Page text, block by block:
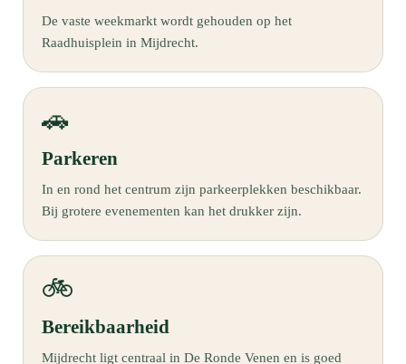
De vaste weekmarkt wordt gehouden op het
Raadhuisplein in Mijdrecht.
🚗
Parkeren
In en rond het centrum zijn parkeerplekken beschikbaar.
Bij grotere evenementen kan het drukker zijn.
🚲
Bereikbaarheid
Mijdrecht ligt centraal in De Ronde Venen en is goed